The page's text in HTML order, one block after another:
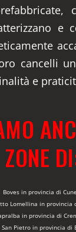
e
cancelli
e
ZONE
Boves in provincia di
Lomellina in provincia
in provincia di
San Pietro in provincia di